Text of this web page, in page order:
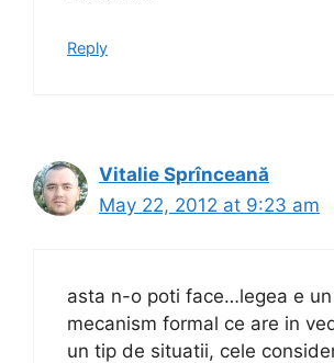
Reply
Vitalie Sprînceană
May 22, 2012 at 9:23 am
asta n-o poti face…legea e un
mecanism formal ce are in
un tip de situatii, cele